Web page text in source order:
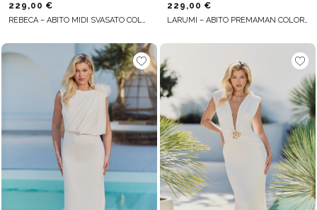
229,00 €
REBECA – ABITO MIDI SVASATO COLOR ÉCRU
229,00 €
LARUMI – ABITO PREMAMAN COLOR ECRU CON TAGLIO A MANTELLA